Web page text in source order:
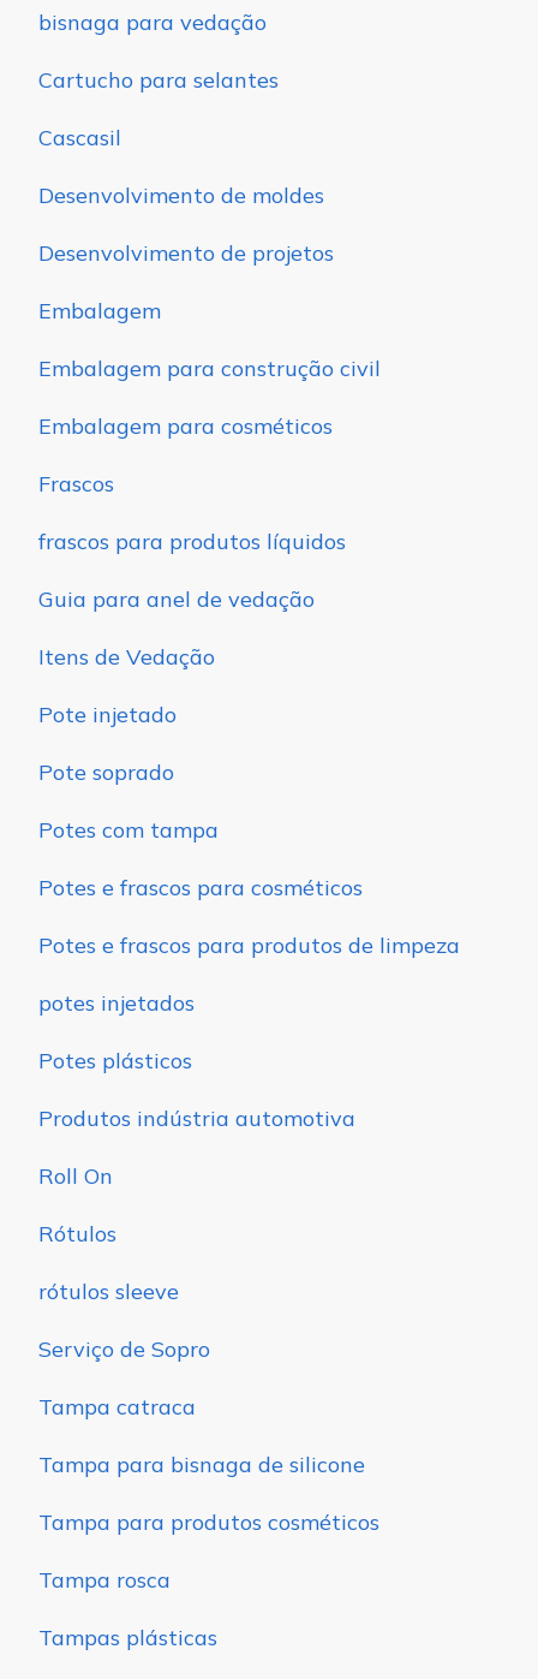
bisnaga para vedação
Cartucho para selantes
Cascasil
Desenvolvimento de moldes
Desenvolvimento de projetos
Embalagem
Embalagem para construção civil
Embalagem para cosméticos
Frascos
frascos para produtos líquidos
Guia para anel de vedação
Itens de Vedação
Pote injetado
Pote soprado
Potes com tampa
Potes e frascos para cosméticos
Potes e frascos para produtos de limpeza
potes injetados
Potes plásticos
Produtos indústria automotiva
Roll On
Rótulos
rótulos sleeve
Serviço de Sopro
Tampa catraca
Tampa para bisnaga de silicone
Tampa para produtos cosméticos
Tampa rosca
Tampas plásticas